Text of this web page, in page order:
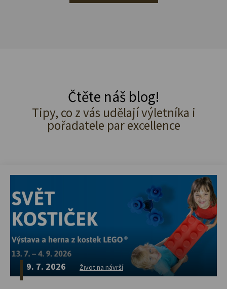
Čtěte náš blog!
Tipy, co z vás udělají výletníka i
pořadatele par excellence
9. 7. 2026 Život na návrší